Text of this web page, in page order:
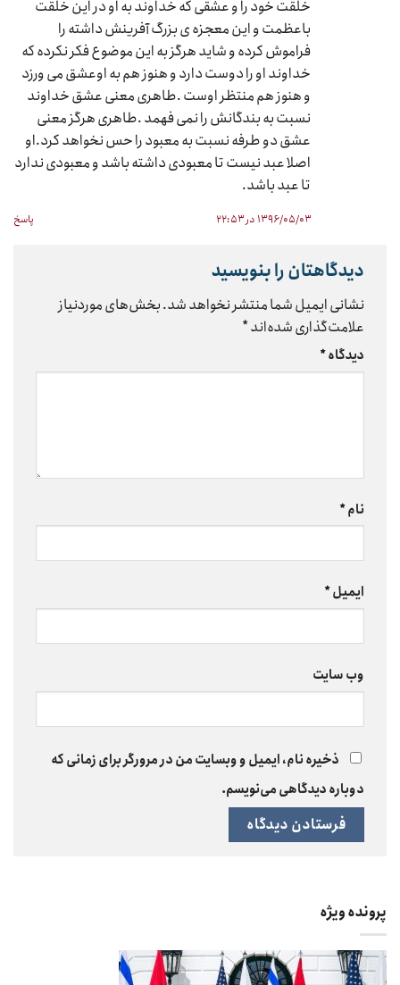
خلقت خود را و عشقی که خداوند به او در این خلقت
باعظمت و این معجزه ی بزرگ آفرینش داشته را
فراموش کرده و شاید هرگز به این موضوع فکر نکرده که
خداوند او را دوست دارد و هنوز هم به اوعشق می ورزد
و هنوز هم منتظر اوست .طاهری معنی عشق خداوند
نسبت به بندگانش را نمی فهمد .طاهری هرگز معنی
عشق دو طرفه نسبت به معبود را حس نخواهد کرد.او
اصلا عبد نیست تا معبودی داشته باشد و معبودی ندارد
تا عبد باشد.
۱۳۹۶/۰۵/۰۳ در ۲۲:۵۳ پاسخ
دیدگاهتان را بنویسید
نشانی ایمیل شما منتشر نخواهد شد.بخش‌های موردنیاز
علامت‌گذاری شده‌اند*
دیدگاه*
نام*
ایمیل*
وب‌ سایت
ذخیره نام، ایمیل و وبسایت من در مرورگر برای زمانی که
دوباره دیدگاهی می‌نویسم.
پرونده ویژه